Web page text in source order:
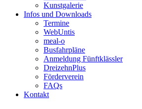
Kunstgalerie
Infos und Downloads
Termine
WebUntis
meal-o
Busfahrpläne
Anmeldung Fünftklässler
DreizehnPlus
Förderverein
FAQs
Kontakt